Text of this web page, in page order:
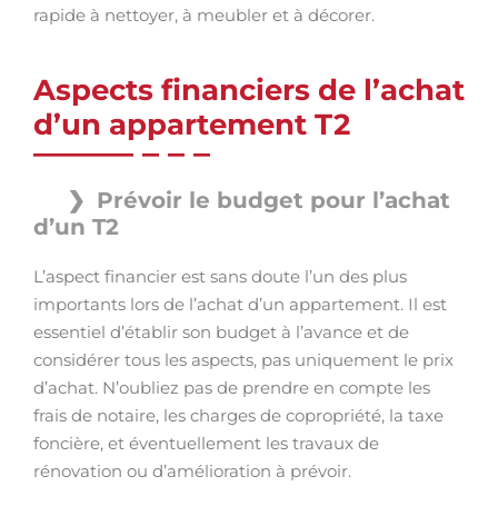
rapide à nettoyer, à meubler et à décorer.
Aspects financiers de l’achat
d’un appartement T2
Prévoir le budget pour l’achat
d’un T2
L’aspect financier est sans doute l’un des plus
importants lors de l’achat d’un appartement. Il est
essentiel d’établir son budget à l’avance et de
considérer tous les aspects, pas uniquement le prix
d’achat. N’oubliez pas de prendre en compte les
frais de notaire, les charges de copropriété, la taxe
foncière, et éventuellement les travaux de
rénovation ou d’amélioration à prévoir.